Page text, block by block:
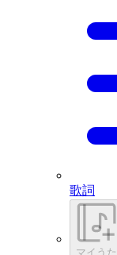
歌詞
マイうた